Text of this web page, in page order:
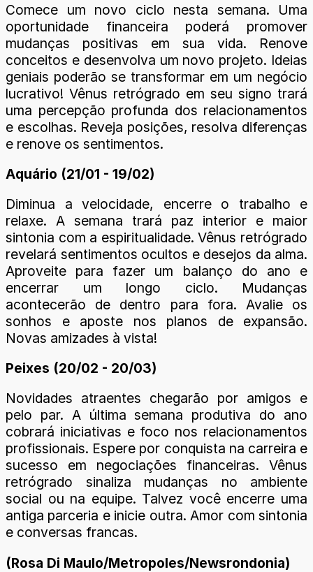
Comece um novo ciclo nesta semana. Uma
oportunidade financeira poderá promover
mudanças positivas em sua vida. Renove
conceitos e desenvolva um novo projeto. Ideias
geniais poderão se transformar em um negócio
lucrativo! Vênus retrógrado em seu signo trará
uma percepção profunda dos relacionamentos
e escolhas. Reveja posições, resolva diferenças
e renove os sentimentos.
Aquário (21/01 - 19/02)
Diminua a velocidade, encerre o trabalho e
relaxe. A semana trará paz interior e maior
sintonia com a espiritualidade. Vênus retrógrado
revelará sentimentos ocultos e desejos da alma.
Aproveite para fazer um balanço do ano e
encerrar um longo ciclo. Mudanças
acontecerão de dentro para fora. Avalie os
sonhos e aposte nos planos de expansão.
Novas amizades à vista!
Peixes (20/02 - 20/03)
Novidades atraentes chegarão por amigos e
pelo par. A última semana produtiva do ano
cobrará iniciativas e foco nos relacionamentos
profissionais. Espere por conquista na carreira e
sucesso em negociações financeiras. Vênus
retrógrado sinaliza mudanças no ambiente
social ou na equipe. Talvez você encerre uma
antiga parceria e inicie outra. Amor com sintonia
e conversas francas.
(Rosa Di Maulo/Metropoles/Newsrondonia)